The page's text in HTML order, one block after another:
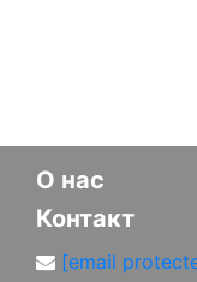
О нас
Контакт
[email